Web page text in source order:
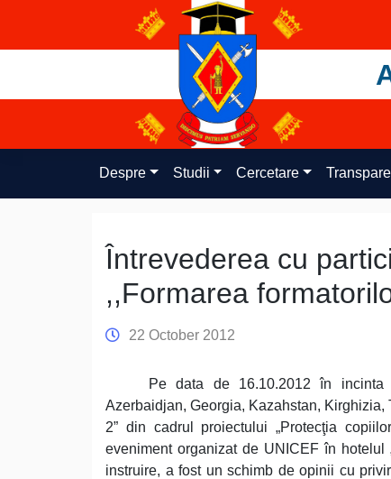
content
Despre Studii Cercetare
Întrevederea cu
,,Formarea
22 October 2012
Pe data de 16.10.2012 în incinta
Azerbaidjan, Georgia, Kazahstan, Kirghizia,
2” din cadrul proiectului „Protecţia
eveniment organizat de UNICEF în hotelul
instruire, a fost un schimb de opinii cu